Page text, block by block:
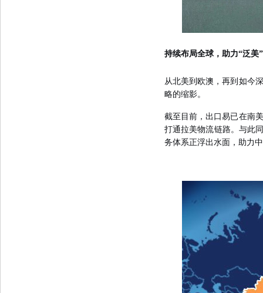
持续布局全球， 助力“泛美
从北美到欧澳 ，再到如今
略的缩影。
截至目前，出口易已在南美
打通拉美物流链路。与此
务体系正浮出水面，助力